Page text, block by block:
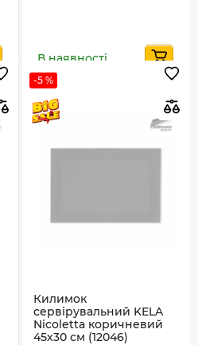
В наявності
-5 %
Килимок
сервірувальний KELA
Nicoletta коричневий
45х30 см (12046)